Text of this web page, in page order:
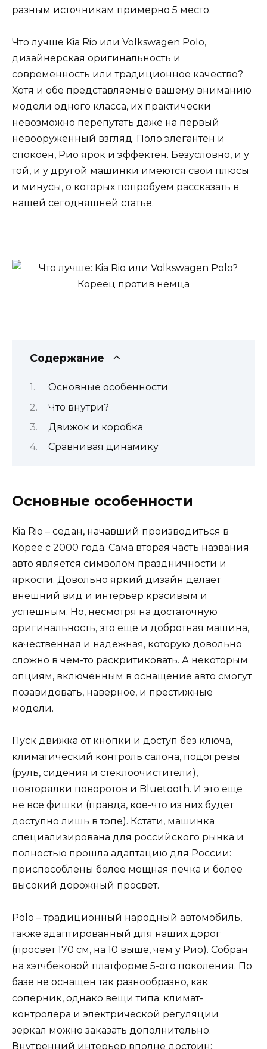
разным источникам примерно 5 место.
Что лучше Kia Rio или Volkswagen Polo,
дизайнерская оригинальность и
современность или традиционное качество?
Хотя и обе представляемые вашему вниманию
модели одного класса, их практически
невозможно перепутать даже на первый
невооруженный взгляд. Поло элегантен и
спокоен, Рио ярок и эффектен. Безусловно, и у
той, и у другой машинки имеются свои плюсы
и минусы, о которых попробуем рассказать в
нашей сегодняшней статье.
Содержание
Основные особенности
Что внутри?
Движок и коробка
Сравнивая динамику
Основные особенности
Kia Rio – седан, начавший производиться в
Корее с 2000 года. Сама вторая часть названия
авто является символом праздничности и
яркости. Довольно яркий дизайн делает
внешний вид и интерьер красивым и
успешным. Но, несмотря на достаточную
оригинальность, это еще и добротная машина,
качественная и надежная, которую довольно
сложно в чем-то раскритиковать. А некоторым
опциям, включенным в оснащение авто смогут
позавидовать, наверное, и престижные
модели.
Пуск движка от кнопки и доступ без ключа,
климатический контроль салона, подогревы
(руль, сидения и стеклоочистители),
повторялки поворотов и Bluetooth. И это еще
не все фишки (правда, кое-что из них будет
доступно лишь в топе). Кстати, машинка
специализирована для российского рынка и
полностью прошла адаптацию для России:
приспособлены более мощная печка и более
высокий дорожный просвет.
Polo – традиционный народный автомобиль,
также адаптированный для наших дорог
(просвет 170 см, на 10 выше, чем у Рио). Собран
на хэтчбековой платформе 5-ого поколения. По
базе не оснащен так разнообразно, как
соперник, однако вещи типа: климат-
контролера и электрической регуляции
зеркал можно заказать дополнительно.
Внутренний интерьер вполне достоин: